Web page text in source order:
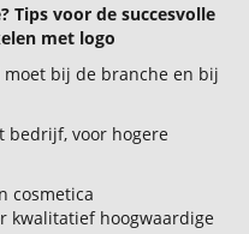
Tips voor de succesvolle
met logo
moet bij de branche en bij
bedrijf, voor hogere
cosmetica
kwalitatief hoogwaardige